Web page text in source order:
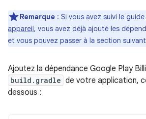
Remarque : Si vous avez suivi le guide
appareil, vous avez déjà ajouté les
et vous pouvez passer à la section
Ajoutez la dépendance Google Play
build.gradle de votre application,
dessous :